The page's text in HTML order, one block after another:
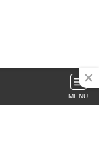
MENU